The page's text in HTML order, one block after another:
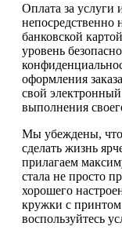
Оплата за услуги
непосредственно
банковской
уровень
оформления
свой электронный
выполнения
Мы убеждены, что
сделать жизнь
прилагаем
стала не просто
хорошего
кружки с принтом
воспользуйтесь